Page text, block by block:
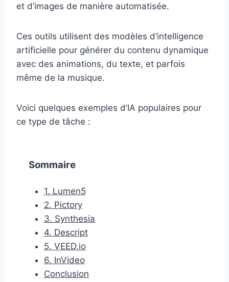
et d’images de manière automatisée.
Ces outils utilisent des modèles d’intelligence
artificielle pour générer du contenu dynamique
avec des animations, du texte, et parfois
même de la musique.
Voici quelques exemples d’IA populaires pour
ce type de tâche :
Sommaire
1. Lumen5
2. Pictory
3. Synthesia
4. Descript
5. VEED.io
6. InVideo
Conclusion